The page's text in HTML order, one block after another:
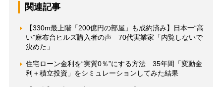
関連記事
【330m最上階「200億円の部屋」も成約済み】日本一“高
い”麻布台ヒルズ購入者の声 70代実業家「内覧しないで
決めた」
住宅ローン金利を“実質0％”にする方法 35年間「変動金
利＋積立投資」をシミュレーションしてみた結果